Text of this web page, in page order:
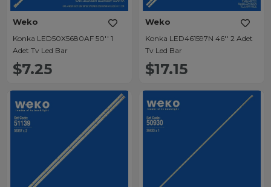
Weko
Konka LED50X5680AF 50'' 1
Adet Tv Led Bar
$7.25
Weko
Konka LED461597N 46'' 2 Adet
Tv Led Bar
$17.15